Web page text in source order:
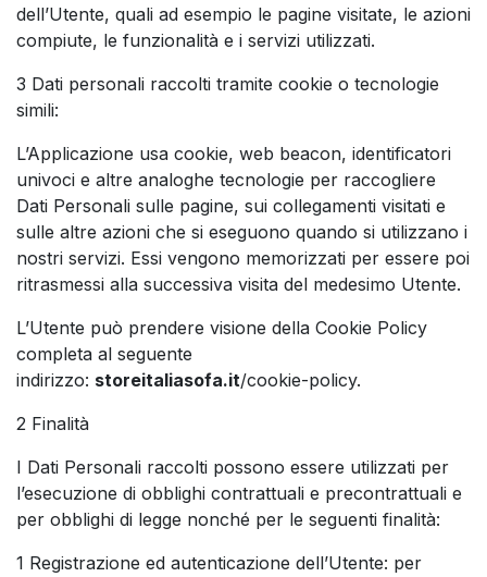
dell’Utente, quali ad esempio le pagine visitate, le azioni
compiute, le funzionalità e i servizi utilizzati.
3 Dati personali raccolti tramite cookie o tecnologie
simili:
L’Applicazione usa cookie, web beacon, identificatori
univoci e altre analoghe tecnologie per raccogliere
Dati Personali sulle pagine, sui collegamenti visitati e
sulle altre azioni che si eseguono quando si utilizzano i
nostri servizi. Essi vengono memorizzati per essere poi
ritrasmessi alla successiva visita del medesimo Utente.
L’Utente può prendere visione della Cookie Policy
completa al seguente
indirizzo: storeitaliasofa.it/cookie-policy.
2 Finalità
I Dati Personali raccolti possono essere utilizzati per
l’esecuzione di obblighi contrattuali e precontrattuali e
per obblighi di legge nonché per le seguenti finalità:
1 Registrazione ed autenticazione dell’Utente: per